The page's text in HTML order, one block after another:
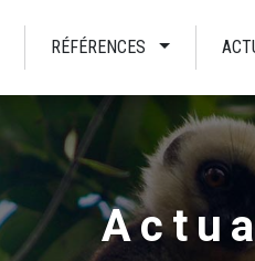
RÉFÉRENCES